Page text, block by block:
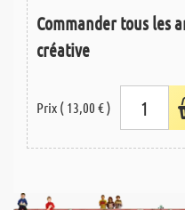
Commander tous les
créative
Prix ( 13,00 € )